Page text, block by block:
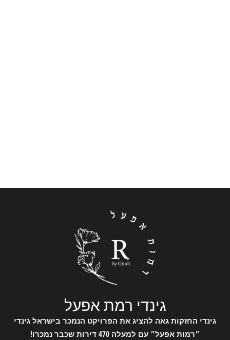
גינדי רמת אפעל
גינדי החזקות גאה להציג את הפרויקט הנמכר בישראל גינדי
״רמות אפעל״ עם למעלה 470 דירות שכבר נמכרו!